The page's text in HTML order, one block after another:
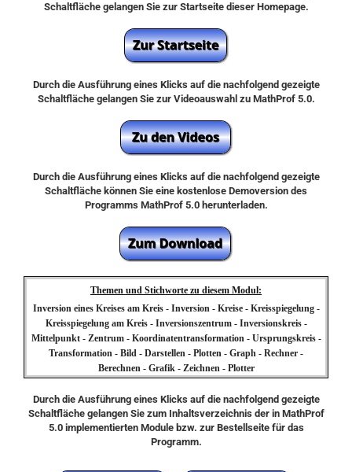
Schaltfläche gelangen Sie zur Startseite dieser Homepage.
Durch die Ausführung eines Klicks auf die nachfolgend gezeigte
Schaltfläche gelangen Sie zur Videoauswahl zu MathProf 5.0.
Durch die Ausführung eines Klicks auf die nachfolgend gezeigte
Schaltfläche können Sie eine kostenlose Demoversion des
Programms MathProf 5.0 herunterladen.
Themen und Stichworte zu diesem Modul:
Inversion eines Kreises am Kreis - Inversion - Kreise - Kreisspiegelung -
Kreisspiegelung am Kreis - Inversionszentrum - Inversionskreis -
Mittelpunkt - Zentrum - Koordinatentransformation - Ursprungskreis -
Transformation - Bild - Darstellen - Plotten - Graph - Rechner -
Berechnen - Grafik - Zeichnen - Plotter
Durch die Ausführung eines Klicks auf die nachfolgend gezeigte
Schaltfläche gelangen Sie zum Inhaltsverzeichnis der in MathProf
5.0 implementierten Module bzw. zur Bestellseite für das
Programm.